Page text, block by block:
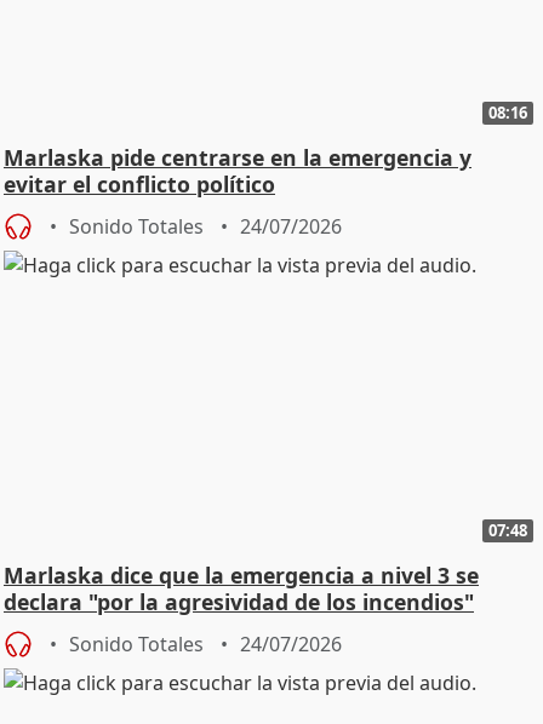
08:16
Marlaska pide centrarse en la emergencia y
evitar el conflicto político
Sonido Totales 24/07/2026
07:48
Marlaska dice que la emergencia a nivel 3 se
declara "por la agresividad de los incendios"
Sonido Totales 24/07/2026